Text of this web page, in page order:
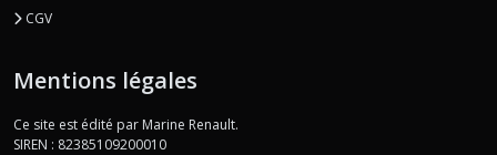
CGV
Mentions légales
Ce site est édité par Marine Renault.
SIREN : 82385109200010